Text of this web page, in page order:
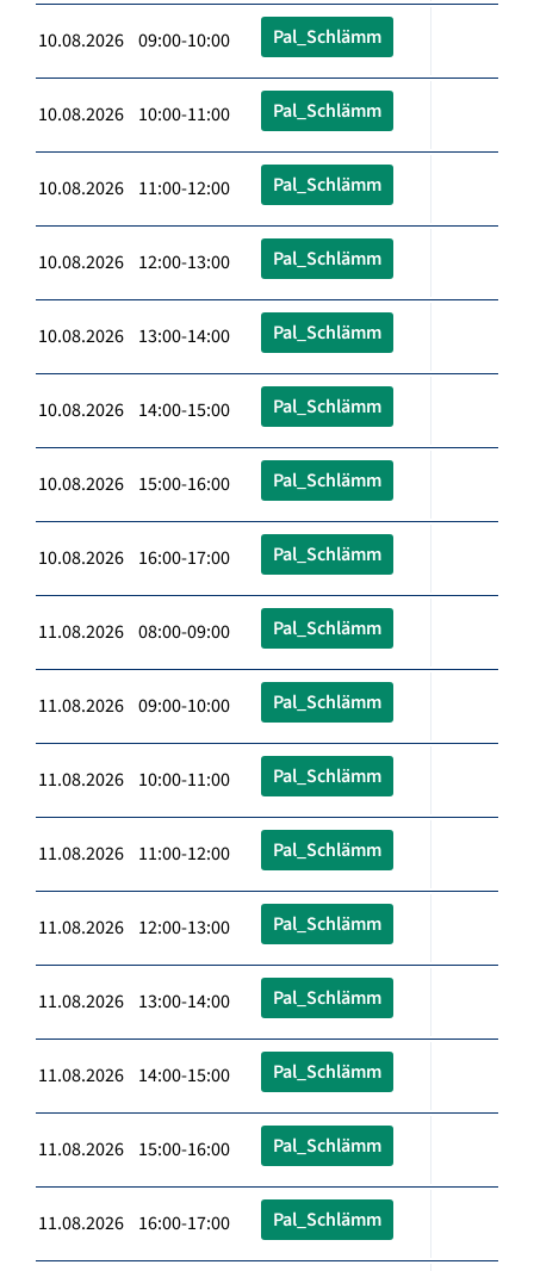
10.08.2026 09:00-10:00 Pal_Schlämm
10.08.2026 10:00-11:00 Pal_Schlämm
10.08.2026 11:00-12:00 Pal_Schlämm
10.08.2026 12:00-13:00 Pal_Schlämm
10.08.2026 13:00-14:00 Pal_Schlämm
10.08.2026 14:00-15:00 Pal_Schlämm
10.08.2026 15:00-16:00 Pal_Schlämm
10.08.2026 16:00-17:00 Pal_Schlämm
11.08.2026 08:00-09:00 Pal_Schlämm
11.08.2026 09:00-10:00 Pal_Schlämm
11.08.2026 10:00-11:00 Pal_Schlämm
11.08.2026 11:00-12:00 Pal_Schlämm
11.08.2026 12:00-13:00 Pal_Schlämm
11.08.2026 13:00-14:00 Pal_Schlämm
11.08.2026 14:00-15:00 Pal_Schlämm
11.08.2026 15:00-16:00 Pal_Schlämm
11.08.2026 16:00-17:00 Pal_Schlämm